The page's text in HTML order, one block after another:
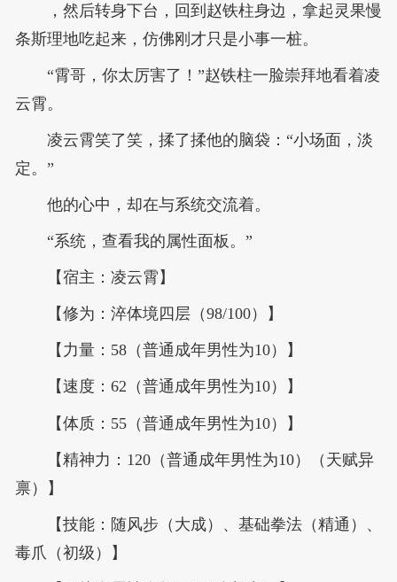
，然后转身下台，回到赵铁柱身边，拿起灵果慢
条斯理地吃起来，仿佛刚才只是小事一桩。
“霄哥，你太厉害了！”赵铁柱一脸崇拜地看着凌
云霄。
凌云霄笑了笑，揉了揉他的脑袋：“小场面，淡
定。”
他的心中，却在与系统交流着。
“系统，查看我的属性面板。”
【宿主：凌云霄】
【修为：淬体境四层（98/100）】
【力量：58（普通成年男性为10）】
【速度：62（普通成年男性为10）】
【体质：55（普通成年男性为10）】
【精神力：120（普通成年男性为10）（天赋异
禀）】
【技能：随风步（大成）、基础拳法（精通）、
毒爪（初级）】